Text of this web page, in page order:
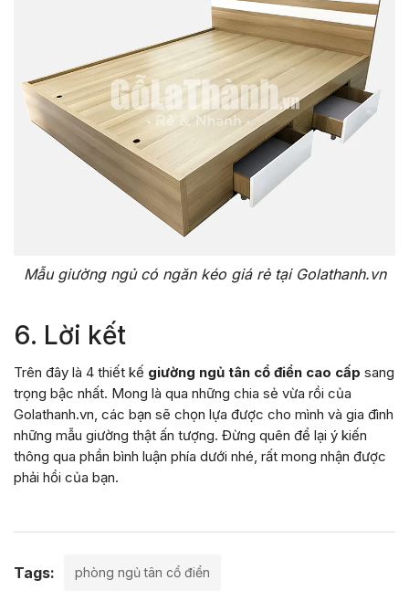
Mẫu giường ngủ có ngăn kéo giá rẻ tại Golathanh.vn
6. Lời kết
Trên đây là 4 thiết kế giường ngủ tân cổ điển cao cấp sang
trọng bậc nhất. Mong là qua những chia sẻ vừa rồi của
Golathanh.vn, các bạn sẽ chọn lựa được cho mình và gia đình
những mẫu giường thật ấn tượng. Đừng quên để lại ý kiến
thông qua phần bình luận phía dưới nhé, rất mong nhận được
phải hồi của bạn.
Tags: phòng ngủ tân cổ điển